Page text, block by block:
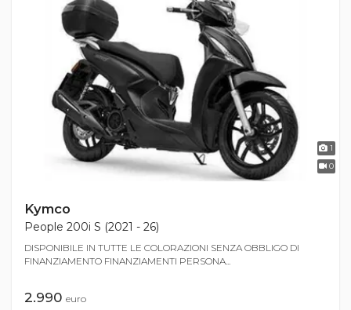
1
0
Kymco
People 200i S (2021 - 26)
DISPONIBILE IN TUTTE LE COLORAZIONI SENZA OBBLIGO DI
FINANZIAMENTO FINANZIAMENTI PERSONA...
2.990 euro